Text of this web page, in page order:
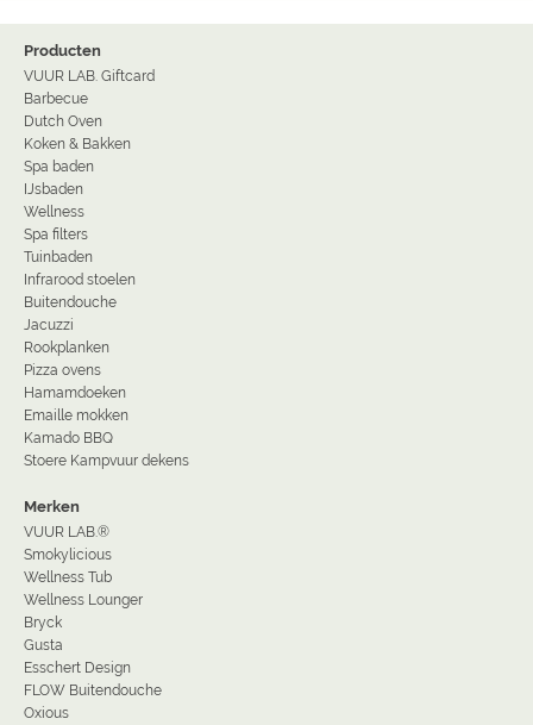
Producten
VUUR LAB. Giftcard
Barbecue
Dutch Oven
Koken & Bakken
Spa baden
IJsbaden
Wellness
Spa filters
Tuinbaden
Infrarood stoelen
Buitendouche
Jacuzzi
Rookplanken
Pizza ovens
Hamamdoeken
Emaille mokken
Kamado BBQ
Stoere Kampvuur dekens
Merken
VUUR LAB.®
Smokylicious
Wellness Tub
Wellness Lounger
Bryck
Gusta
Esschert Design
FLOW Buitendouche
Oxious